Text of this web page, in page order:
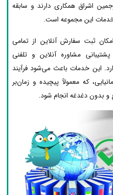
اشراق همکاری دارند و سابقه
این مجموعه است.
ثبت سفارش آنلاین از تمامی
مشاوره آنلاین و تلفنی
دارد. این خدمات باعث می‌شود فرآیند
که معمولاً پیچیده و زمان‌بر
و بدون دغدغه انجام شود.